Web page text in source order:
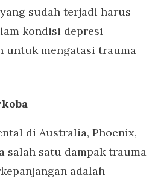
sudah terjadi harus
kondisi depresi
untuk mengatasi trauma
di Australia, Phoenix,
salah satu dampak trauma
adalah